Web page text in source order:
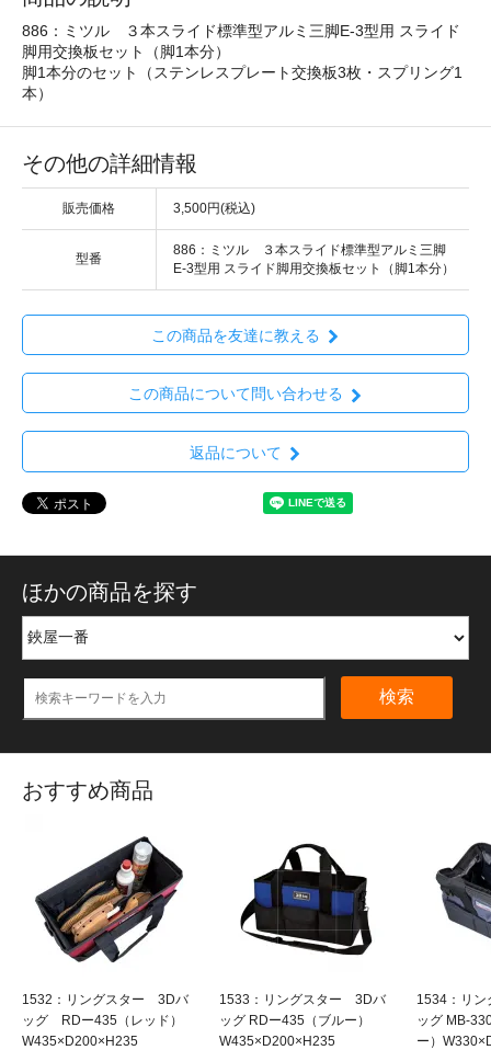
886：ミツル ３本スライド標準型アルミ三脚E-3型用 スライド
脚用交換板セット（脚1本分）
脚1本分のセット（ステンレスプレート交換板3枚・スプリング1
本）
その他の詳細情報
販売価格 3,500円(税込)
型番
886：ミツル ３本スライド標準型アルミ三脚
E-3型用 スライド脚用交換板セット（脚1本分）
この商品を友達に教える
この商品について問い合わせる
返品について
ほかの商品を探す
検索
おすすめ商品
1532：リングスター 3Dバ
ッグ RDー435（レッド）
W435×D200×H235
1533：リングスター 3Dバ
ッグ RDー435（ブルー）
W435×D200×H235
1534：リ
ッグ MB-
ー）